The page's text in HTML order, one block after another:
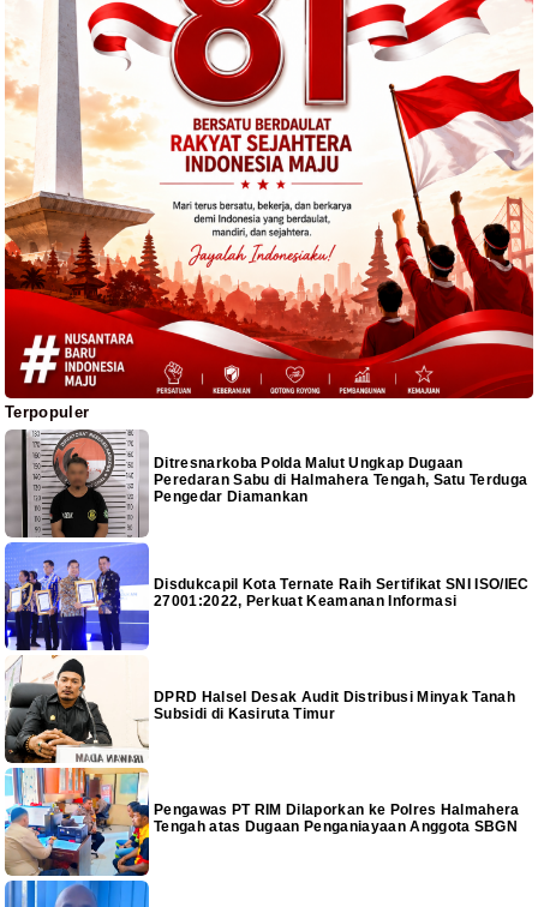
Terpopuler
Ditresnarkoba Polda Malut Ungkap Dugaan
Peredaran Sabu di Halmahera Tengah, Satu Terduga
Pengedar Diamankan
Disdukcapil Kota Ternate Raih Sertifikat SNI ISO/IEC
27001:2022, Perkuat Keamanan Informasi
DPRD Halsel Desak Audit Distribusi Minyak Tanah
Subsidi di Kasiruta Timur
Pengawas PT RIM Dilaporkan ke Polres Halmahera
Tengah atas Dugaan Penganiayaan Anggota SBGN